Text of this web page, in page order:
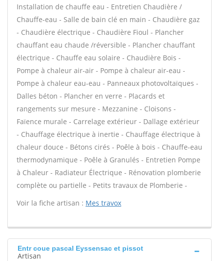
Installation de chauffe eau - Entretien Chaudière /
Chauffe-eau - Salle de bain clé en main - Chaudière gaz
- Chaudière électrique - Chaudière Fioul - Plancher
chauffant eau chaude /réversible - Plancher chauffant
électrique - Chauffe eau solaire - Chaudière Bois -
Pompe à chaleur air-air - Pompe à chaleur air-eau -
Pompe à chaleur eau-eau - Panneaux photovoltaïques -
Dalles béton - Plancher en verre - Placards et
rangements sur mesure - Mezzanine - Cloisons -
Faïence murale - Carrelage extérieur - Dallage extérieur
- Chauffage électrique à inertie - Chauffage électrique à
chaleur douce - Bétons cirés - Poêle à bois - Chauffe-eau
thermodynamique - Poêle à Granulés - Entretien Pompe
à Chaleur - Radiateur Électrique - Rénovation plomberie
complète ou partielle - Petits travaux de Plomberie -
Voir la fiche artisan : Mes travox
Entr coue pascal Eyssensac et pissot
Artisan